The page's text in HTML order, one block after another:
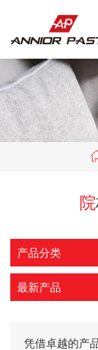
产品分类
最新产品
凭借卓越的产